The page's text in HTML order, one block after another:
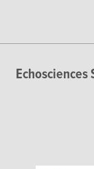
Echosciences